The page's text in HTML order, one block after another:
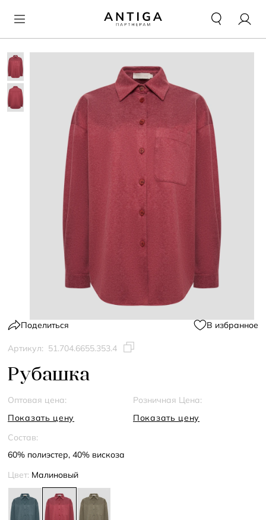
Поделиться В избранное
Артикул: 51.704.6655.353.4
Рубашка
Оптовая цена:
Показать цену
Розничная Цена:
Показать цену
Состав:
60% полиэстер, 40% вискоза
Цвет: Малиновый